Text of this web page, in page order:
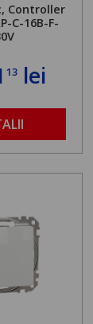
Controller
C-16B-F-
13 lei